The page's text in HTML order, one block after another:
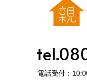
電話受付：